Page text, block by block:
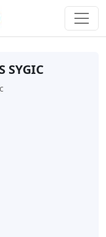
SYGIC